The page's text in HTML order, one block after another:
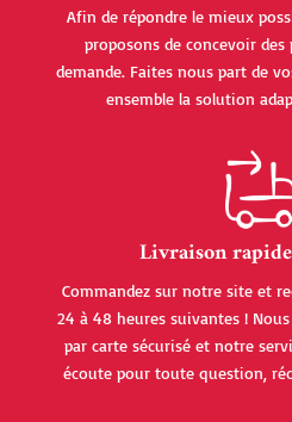
Afin de répondre le mieux
proposons de concevoir des
demande. Faites nous part de
ensemble la solution
Livraison
Commandez sur notre site et
24 à 48 heures suivantes !
par carte sécurisé et notre
écoute pour toute question,